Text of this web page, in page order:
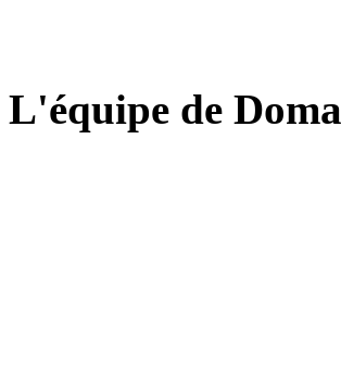
L'équipe de